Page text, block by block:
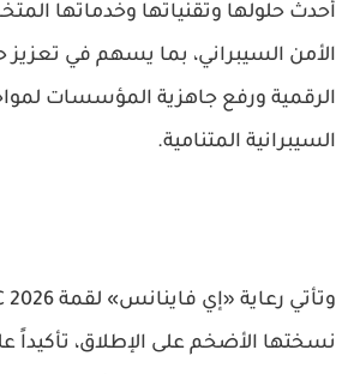
أحدث حلولها وتقنياتها وخدماتها
الأمن السيبراني، بما يسهم في تعزيز
الرقمية ورفع جاهزية المؤسسات
السيبرانية المتنامية.
نسختها الأضخم على الإطلاق، تأكيداً